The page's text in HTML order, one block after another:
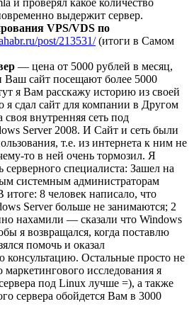
и проверял какое количество
выдержит сервер.
VPS/VDS по
post/213531/ (итоги в Самом
— цена от 5000 рублей в месяц,
Ваш сайт посещают более 5000
я Вам расскажу историю из своей
я сдал сайт для компании в Другом
внутренняя сеть под
Server 2008. И Сайт и сеть были
т.е. из интернета к ним не
то в ней очень тормозил. Я
специалиста: Зашел на
системным администраторам
итоге: 8 человек написало, что
Server больше не занимаются; 2
нахамили — сказали что Windows
я возвращался, когда поставлю
помочь и оказал
консультацию. Остальные просто не
маркетингового исследования я
под Linux лучше =), а также
сервера обойдется Вам в 3000